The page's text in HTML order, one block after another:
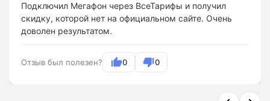
Подключил Мегафон через ВсеТарифы и получил
скидку, которой нет на официальном сайте. Очень
доволен результатом.
Отзыв был полезен? 0 0